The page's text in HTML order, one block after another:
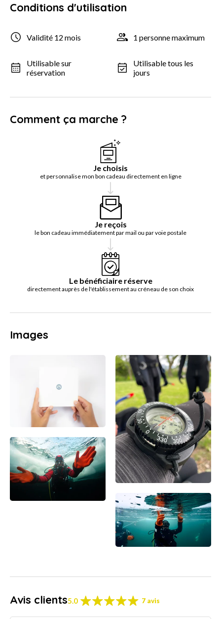
Conditions d'utilisation
Validité 12 mois 1 personne maximum
Utilisable sur
réservation
Utilisable tous les
jours
Comment ça marche ?
Je choisis
et personnalise mon bon cadeau directement en ligne
Je reçois
le bon cadeau immédiatement par mail ou par voie postale
Le bénéficiaire réserve
directement auprès de l'établissement au créneau de son choix
Images
Avis clients5.0 7 avis